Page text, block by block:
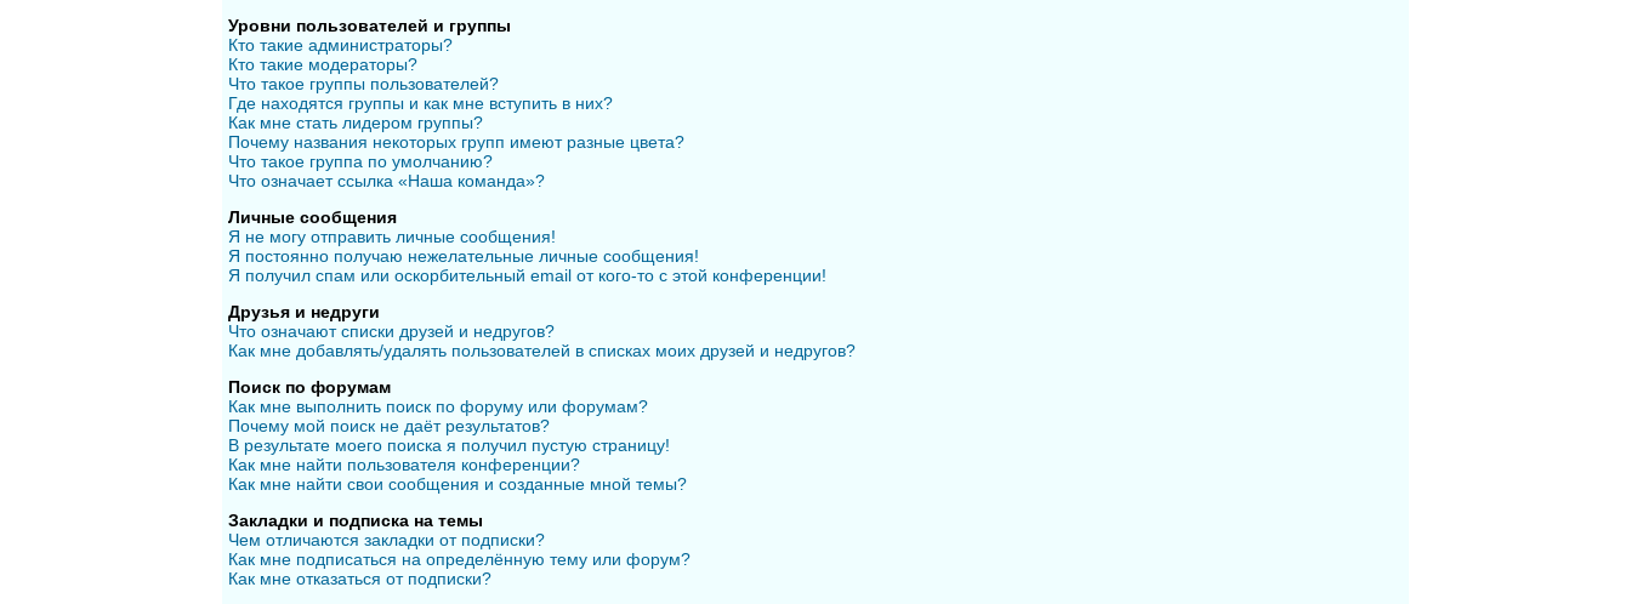
Уровни пользователей и группы
Кто такие администраторы?
Кто такие модераторы?
Что такое группы пользователей?
Где находятся группы и как мне вступить в них?
Как мне стать лидером группы?
Почему названия некоторых групп имеют разные цвета?
Что такое группа по умолчанию?
Что означает ссылка «Наша команда»?
Личные сообщения
Я не могу отправить личные сообщения!
Я постоянно получаю нежелательные личные сообщения!
Я получил спам или оскорбительный email от кого-то с этой конференции!
Друзья и недруги
Что означают списки друзей и недругов?
Как мне добавлять/удалять пользователей в списках моих друзей и недругов?
Поиск по форумам
Как мне выполнить поиск по форуму или форумам?
Почему мой поиск не даёт результатов?
В результате моего поиска я получил пустую страницу!
Как мне найти пользователя конференции?
Как мне найти свои сообщения и созданные мной темы?
Закладки и подписка на темы
Чем отличаются закладки от подписки?
Как мне подписаться на определённую тему или форум?
Как мне отказаться от подписки?